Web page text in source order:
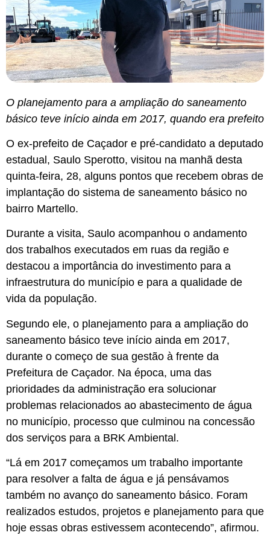
O planejamento para a ampliação do saneamento
básico teve início ainda em 2017, quando era prefeito
O ex-prefeito de Caçador e pré-candidato a deputado
estadual, Saulo Sperotto, visitou na manhã desta
quinta-feira, 28, alguns pontos que recebem obras de
implantação do sistema de saneamento básico no
bairro Martello.
Durante a visita, Saulo acompanhou o andamento
dos trabalhos executados em ruas da região e
destacou a importância do investimento para a
infraestrutura do município e para a qualidade de
vida da população.
Segundo ele, o planejamento para a ampliação do
saneamento básico teve início ainda em 2017,
durante o começo de sua gestão à frente da
Prefeitura de Caçador. Na época, uma das
prioridades da administração era solucionar
problemas relacionados ao abastecimento de água
no município, processo que culminou na concessão
dos serviços para a BRK Ambiental.
“Lá em 2017 começamos um trabalho importante
para resolver a falta de água e já pensávamos
também no avanço do saneamento básico. Foram
realizados estudos, projetos e planejamento para que
hoje essas obras estivessem acontecendo”, afirmou.